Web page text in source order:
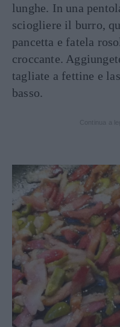
lunghe. In una
sciogliere il burro,
pancetta e fatela
croccante.
tagliate a fettine e
basso.